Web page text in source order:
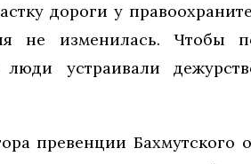
дороги у
не изменилась. Чтобы
люди устраивали
превенции